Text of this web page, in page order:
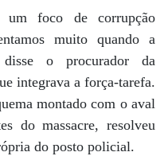
um foco de corrupção
muito quando a
disse o procurador da
integrava a força-tarefa.
montado com o aval
do massacre, resolveu
do posto policial.